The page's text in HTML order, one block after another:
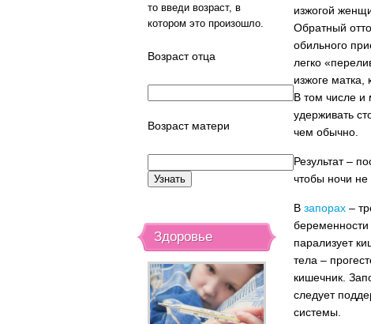
изжогой
Обратный
обильного
легко
изжоге матка,
В том числе и
удерживать
чем обычно.
Результат –
чтобы ночи
Взапорах –
парализует
тела –
кишечник.
следует
системы.
то введи возраст, в
котором это произошло.
Возраст отца
Возраст матери
Здоровье